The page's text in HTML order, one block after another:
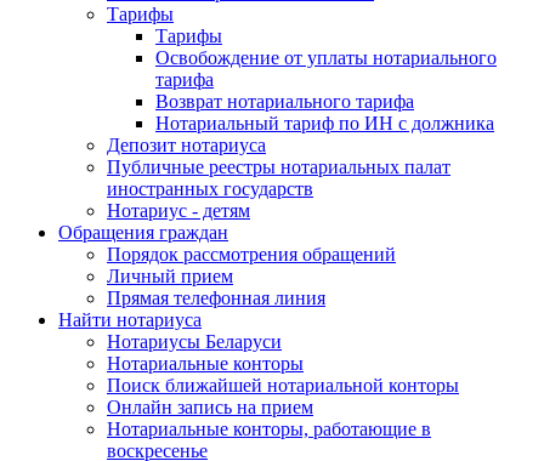
Тарифы
Тарифы
Освобождение от уплаты нотариального
тарифа
Возврат нотариального тарифа
Нотариальный тариф по ИН с должника
Депозит нотариуса
Публичные реестры нотариальных палат
иностранных государств
Нотариус - детям
Обращения граждан
Порядок рассмотрения обращений
Личный прием
Прямая телефонная линия
Найти нотариуса
Нотариусы Беларуси
Нотариальные конторы
Поиск ближайшей нотариальной конторы
Онлайн запись на прием
Нотариальные конторы, работающие в
воскресенье